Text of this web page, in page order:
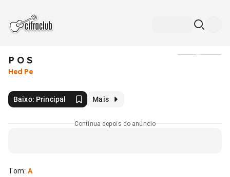
P O S
Hed Pe
Baixo: Principal Mais
Continua depois do anúncio
Tom: A